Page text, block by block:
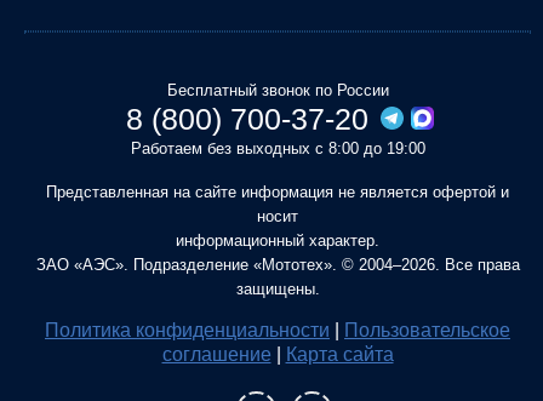
Бесплатный звонок по России
8 (800) 700-37-20
Работаем без выходных с 8:00 до 19:00
Представленная на сайте информация не является офертой и
носит
информационный характер.
ЗАО «АЭС». Подразделение «Мототех». © 2004–2026. Все права
защищены.
Политика конфиденциальности
Пользовательское
соглашение
Карта сайта